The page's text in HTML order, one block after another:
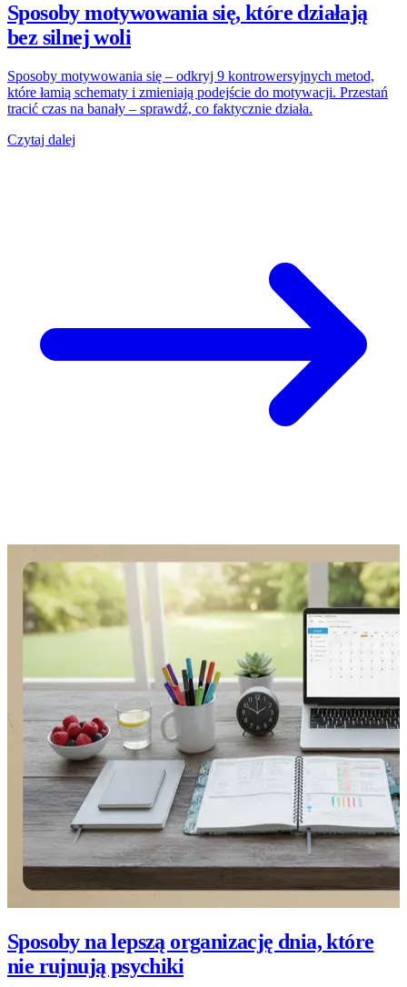
Sposoby motywowania się, które działają
bez silnej woli
Sposoby motywowania się – odkryj 9 kontrowersyjnych metod,
które łamią schematy i zmieniają podejście do motywacji. Przestań
tracić czas na banały – sprawdź, co faktycznie działa.
Czytaj dalej
Sposoby na lepszą organizację dnia, które
nie rujnują psychiki